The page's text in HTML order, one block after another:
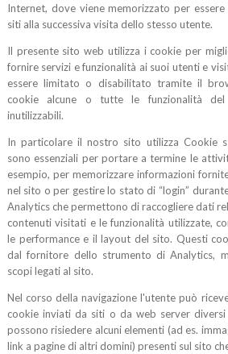
Internet, dove viene memorizzato per
siti alla successiva visita dello stesso utente.
Il presente sito web utilizza i cookie per
fornire servizi e funzionalità ai suoi utenti e
essere limitato o disabilitato tramite il
cookie alcune o tutte le funzionalità
inutilizzabili.
In particolare il nostro sito utilizza Cookie
sono essenziali per portare a termine le
esempio, per memorizzare informazioni
nel sito o per gestire lo stato di “login”
Analytics che permettono di raccogliere dati
contenuti visitati e le funzionalità utilizzate,
le performance e il layout del sito. Questi
dal fornitore dello strumento di Analytics,
scopi legati al sito.
Nel corso della navigazione l'utente può
cookie inviati da siti o da web server
possono risiedere alcuni elementi (ad es.
link a pagine di altri domini) presenti sul sito